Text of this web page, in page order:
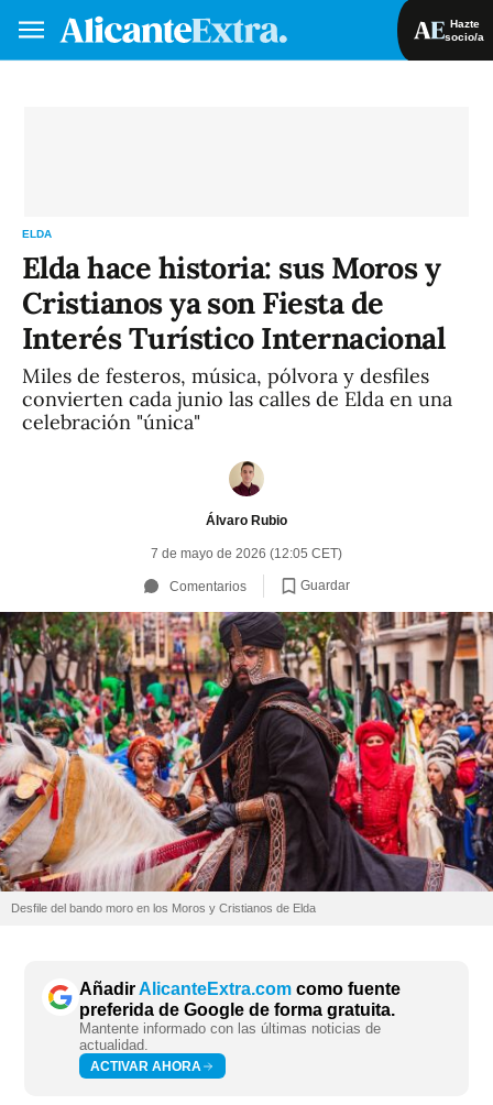
Hazte
socio/a
ELDA
Elda hace historia: sus Moros y
Cristianos ya son Fiesta de
Interés Turístico Internacional
Miles de festeros, música, pólvora y desfiles
convierten cada junio las calles de Elda en una
celebración "única"
Álvaro Rubio
7 de mayo de 2026 (12:05 CET)
Comentarios Guardar
Desfile del bando moro en los Moros y Cristianos de Elda
AñadirAlicanteExtra.com como fuente
preferida de Google de forma gratuita.
Mantente informado con las últimas noticias de
actualidad.
ACTIVAR AHORA